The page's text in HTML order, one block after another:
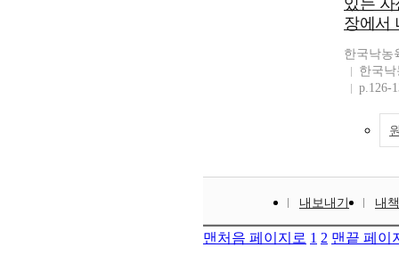
있는 자
장에서
한국낙농
한국
p.126-
내보내기 내
맨처음 페이지로 1 2 맨끝 페이